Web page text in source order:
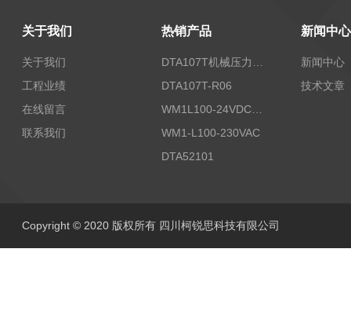
关于我们
关于我们
工程业绩
在线留言
联系我们
热销产品
DTA107T-R06
WM1L100-24VDC/T5X
WM1-L100-230VAC
DTA52101
新闻中心
新闻中心
技术文章
Copyright © 2020 版权所有 四川柯锐思科技有限公司